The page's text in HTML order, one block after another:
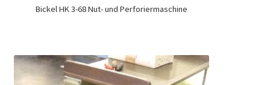
Bickel HK 3-68 Nut- und Perforiermaschine